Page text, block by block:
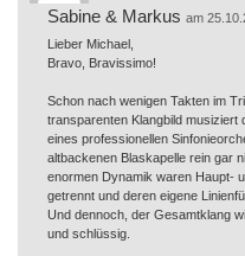
Sabine & Markus am
Lieber Michael,
Bravo, Bravissimo!
Schon nach wenigen Takten im
transparenten Klangbild musiziert
eines professionellen
altbackenen Blaskapelle rein gar
enormen Dynamik waren Haupt-
getrennt und deren eigene
Und dennoch, der Gesamtklang
und schlüssig.